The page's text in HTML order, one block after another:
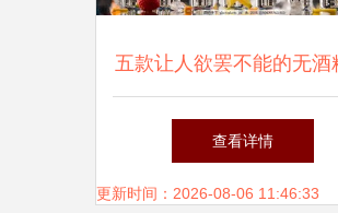
五款让人欲罢不能的无酒
尾酒｜足以乱真的饮品美
趣对话
查看详情
更新时间：2026-08-06 11:46:33